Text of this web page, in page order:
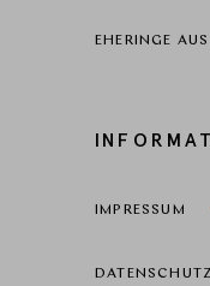
EHERINGE
IMPRESSUM
DATENSCHUTZ